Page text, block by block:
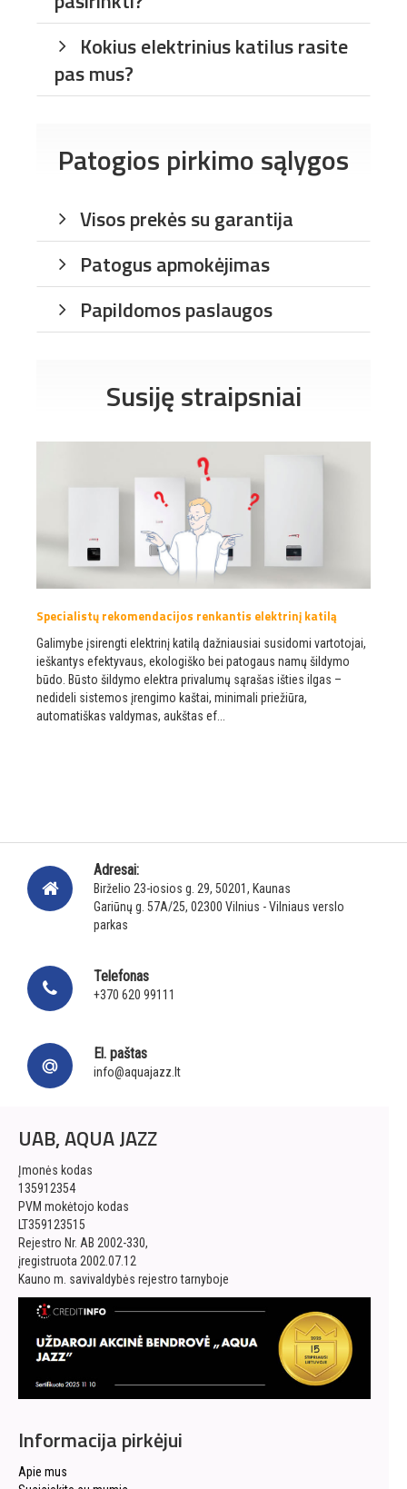
Kokius elektrinius katilus rasite
pas mus?
Patogios pirkimo sąlygos
Visos prekės su garantija
Patogus apmokėjimas
Papildomos paslaugos
Susiję straipsniai
Specialistų rekomendacijos renkantis elektrinį katilą
Galimybe įsirengti elektrinį katilą dažniausiai susidomi vartotojai,
ieškantys efektyvaus, ekologiško bei patogaus namų šildymo
būdo. Būsto šildymo elektra privalumų sąrašas išties ilgas –
nedideli sistemos įrengimo kaštai, minimali priežiūra,
automatiškas valdymas, aukštas ef...
Adresai:
Birželio 23-iosios g. 29, 50201, Kaunas
Gariūnų g. 57A/25, 02300 Vilnius - Vilniaus verslo
parkas
Telefonas
+370 620 99111
El. paštas
info@aquajazz.lt
UAB, AQUA JAZZ
Įmonės kodas
135912354
PVM mokėtojo kodas
LT359123515
Rejestro Nr. AB 2002-330,
įregistruota 2002.07.12
Kauno m. savivaldybės rejestro tarnyboje
Informacija pirkėjui
Apie mus